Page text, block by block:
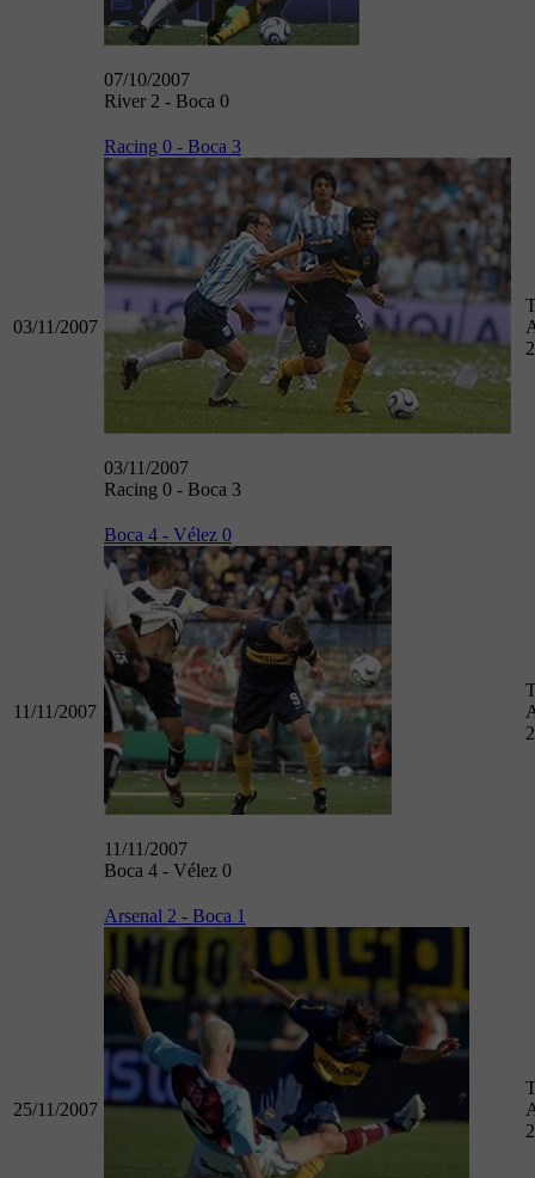
07/10/2007
River 2 - Boca 0
03/11/2007
Racing 0 - Boca 3
03/11/2007
Racing 0 - Boca 3
11/11/2007
Boca 4 - Vélez 0
11/11/2007
Boca 4 - Vélez 0
25/11/2007
Arsenal 2 - Boca 1